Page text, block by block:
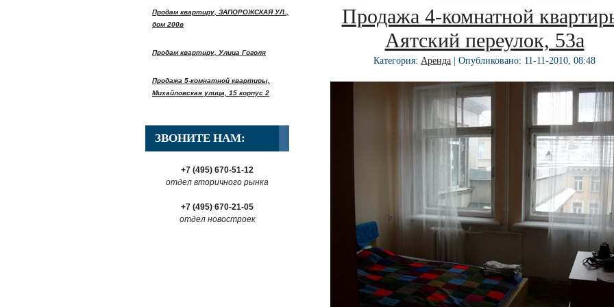
Продам квартиру, ЗАПОРОЖСКАЯ УЛ.,
дом 200в
Продам квартиру, Улица Гоголя
Продажа 5-комнатной квартиры,
Михайловская улица, 15 корпус 2
ЗВОНИТЕ НАМ:
+7 (495) 670-51-12
отдел вторичного рынка
+7 (495) 670-21-05
отдел новостроек
Продажа 4-комнатной
Аятский переулок, 53а
Категория: Аренда | Опубликовано: 11-11-2010, 08:48